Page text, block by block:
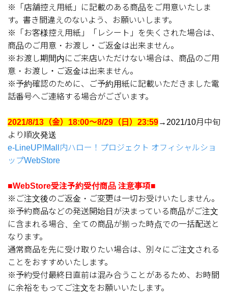
※「店舗控え用紙」に記載のある商品をご用意いたしま
す。書き間違えのないよう、お願いいします。
※「お客様控え用紙」「レシート」を失くされた場合は、
商品のご用意・お渡し・ご返金は出来ません。
※お渡し期間内にご来店いただけない場合は、商品のご用
意・お渡し・ご返金は出来ません。
※予約確認のために、ご予約用紙に記載いただきました電
話番号へご連絡する場合がございます。
2021/8/13（金）18:00～8/29（日）23:59→2021/10月中旬
より順次発送
e-LineUP!Mall内ハロー！プロジェクト オフィシャルショ
ップWebStore
■WebStore受注予約受付商品 注意事項■
※ご注文後のご返金・ご変更は一切お受けいたしません。
※予約商品などの発送開始日が決まっている商品がご注文
に含まれる場合、全ての商品が揃った時点での一括配送と
なります。
通常商品を先に受け取りたい場合は、別々にご注文される
ことをおすすめいたします。
※予約受付最終日直前は混み合うことがあるため、お時間
に余裕をもってご注文をお願いいたします。